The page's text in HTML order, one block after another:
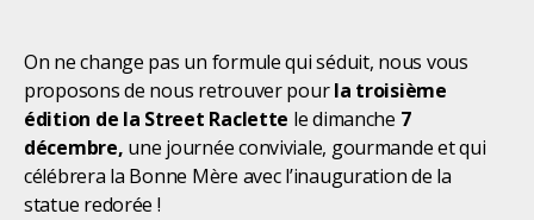
On ne change pas un formule qui séduit, nous vous
proposons de nous retrouver pourla troisième
édition de la Street Raclette le dimanche 7
décembre, une journée conviviale, gourmande et qui
célébrera la Bonne Mère avec l’inauguration de la
statue redorée !